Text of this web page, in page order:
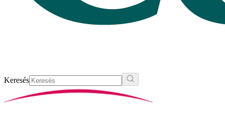
Keresés